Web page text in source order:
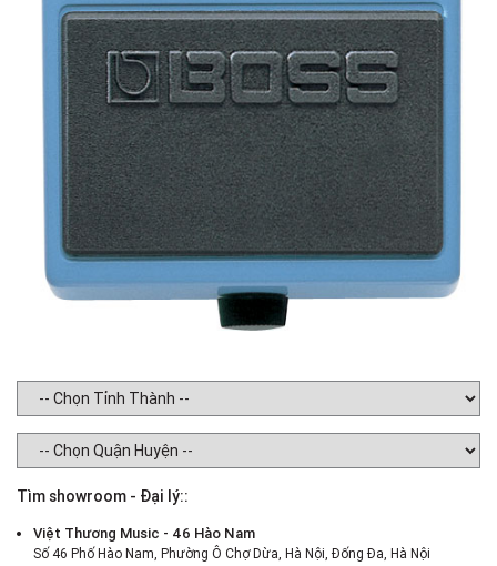
Tìm showroom - Đại lý::
Việt Thương Music - 46 Hào Nam
Số 46 Phố Hào Nam, Phường Ô Chợ Dừa, Hà Nội, Đống Đa, Hà Nội